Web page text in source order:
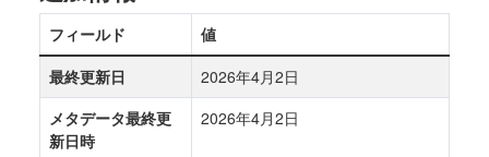
フィールド
値
最終更新日
2026年4月2日
メタデータ最終更
新日時
2026年4月2日